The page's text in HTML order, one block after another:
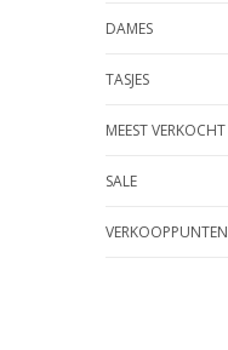
DAMES
TASJES
MEEST VERKOCHT
SALE
VERKOOPPUNTEN